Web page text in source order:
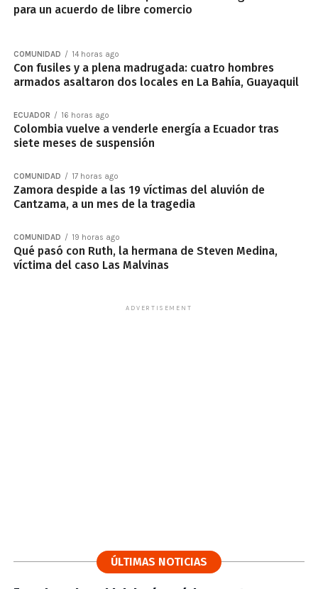
para un acuerdo de libre comercio
COMUNIDAD 14 horas ago
Con fusiles y a plena madrugada: cuatro hombres
armados asaltaron dos locales en La Bahía, Guayaquil
ECUADOR 16 horas ago
Colombia vuelve a venderle energía a Ecuador tras
siete meses de suspensión
COMUNIDAD 17 horas ago
Zamora despide a las 19 víctimas del aluvión de
Cantzama, a un mes de la tragedia
COMUNIDAD 19 horas ago
Qué pasó con Ruth, la hermana de Steven Medina,
víctima del caso Las Malvinas
ADVERTISEMENT
ÚLTIMAS NOTICIAS